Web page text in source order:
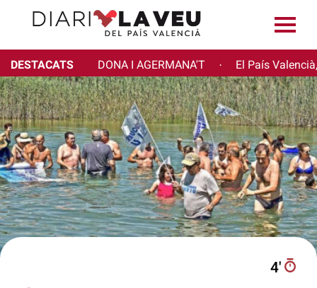
DESTACATS DONA I AGERMANA'T · El País
4′